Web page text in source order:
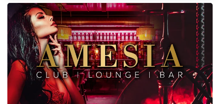
Dokumente. Warme und freundliche
Atmosphäre, etabliertes Lokal mit
fester
ANZEIGE